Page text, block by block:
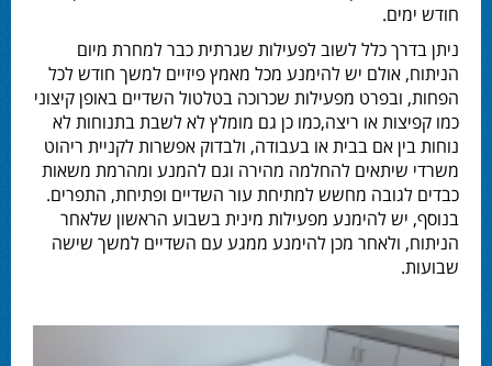
חודש ימים.
ניתן בדרך כלל לשוב לפעילות שגרתית כבר למחרת מיום
הניתוח, אולם יש להימנע מכל מאמץ פיזיים למשך חודש לכל
הפחות, ובפרט מפעילות שכרוכה בטלטול השדיים באופן קיצוני
כמו קפיצות או ריצה,כמו כן גם מומלץ לאלשבתבתנוחות לא
נוחות בין אם בבית או בעבודה, ולבדוק אפשרות לקניית ריהוט
משרדי שיתאים להחלמה מהירה וגם להמנע ומהרמת משאות
כבדים לגובה מחשש למתיחת עור השדיים ופתיחת, התפרים.
בנוסף, יש להימנע מפעילות מינית בשבוע הראשון שלאחר
הניתוח, ולאחר מכן להימנע ממגע עם השדיים למשך שישה
שבועות.